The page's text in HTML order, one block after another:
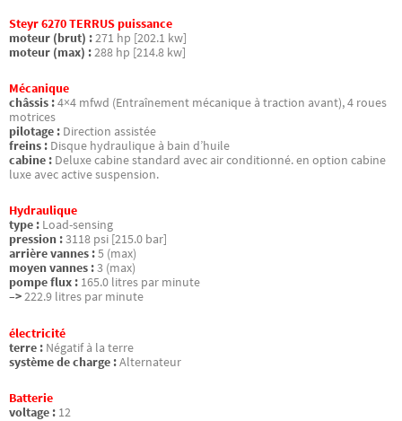
Steyr 6270 TERRUS puissance
moteur (brut) :271 hp [202.1 kw]
moteur (max) :288 hp [214.8 kw]
Mécanique
châssis :4×4 mfwd (Entraînement mécanique à traction avant), 4 roues
motrices
pilotage : Direction assistée
freins : Disque hydraulique à bain d’huile
cabine : Deluxe cabine standard avec air conditionné. en option cabine
luxe avec active suspension.
Hydraulique
type : Load-sensing
pression :3118 psi [215.0 bar]
arrière vannes :5 (max)
moyen vannes :3 (max)
pompe flux : 165.0 litres par minute
–>222.9 litres par minute
électricité
terre : Négatif à la terre
système de charge :Alternateur
Batterie
voltage : 12